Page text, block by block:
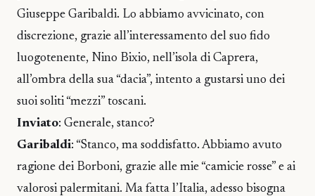
Giuseppe Garibaldi. Lo abbiamo avvicinato, con
discrezione, grazie all’interessamento del suo fido
luogotenente, Nino Bixio, nell’isola di Caprera,
all’ombra della sua “dacia”, intento a gustarsi uno dei
suoi soliti “mezzi” toscani.
Inviato: Generale, stanco?
Garibaldi: “Stanco, ma soddisfatto. Abbiamo avuto
ragione dei Borboni, grazie alle mie “camicie rosse” e ai
valorosi palermitani. Ma fatta l’Italia, adesso bisogna